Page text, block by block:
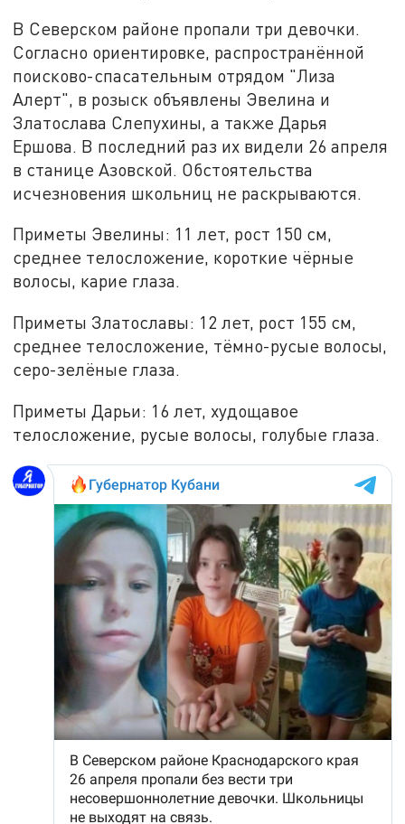
В Северском районе пропали три девочки.
Согласно ориентировке, распространённой
поисково-спасательным отрядом "Лиза
Алерт", в розыск объявлены Эвелина и
Златослава Слепухины, а также Дарья
Ершова. В последний раз их видели 26 апреля
в станице Азовской. Обстоятельства
исчезновения школьниц не раскрываются.
Приметы Эвелины: 11 лет, рост 150 см,
среднее телосложение, короткие чёрные
волосы, карие глаза.
Приметы Златославы: 12 лет, рост 155 см,
среднее телосложение, тёмно-русые волосы,
серо-зелёные глаза.
Приметы Дарьи: 16 лет, худощавое
телосложение, русые волосы, голубые глаза.